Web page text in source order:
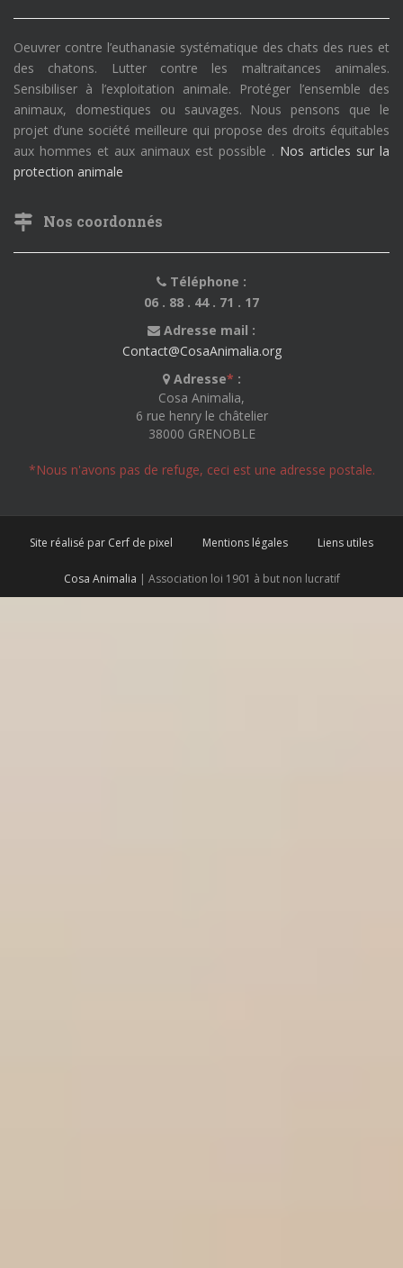
Oeuvrer contre l’euthanasie systématique des chats des rues et
des chatons. Lutter contre les maltraitances animales.
Sensibiliser à l’exploitation animale. Protéger l’ensemble des
animaux, domestiques ou sauvages. Nous pensons que le
projet d’une société meilleure qui propose des droits équitables
aux hommes et aux animaux est possible . Nos articles sur la
protection animale
Nos coordonnés
Téléphone :
06 . 88 . 44 . 71 . 17
Adresse mail :
Contact@CosaAnimalia.org
Adresse* :
Cosa Animalia,
6 rue henry le châtelier
38000 GRENOBLE
*Nous n'avons pas de refuge, ceci est une adresse postale.
Site réalisé par Cerf de pixel Mentions légales Liens utiles
Cosa Animalia | Association loi 1901 à but non lucratif